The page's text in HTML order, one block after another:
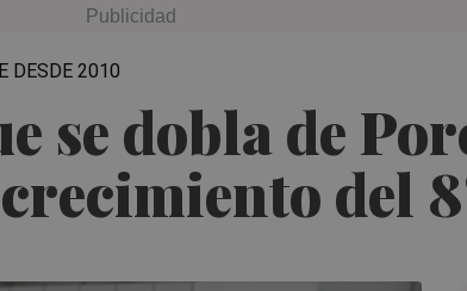
se dobla de
del
DESDE 2010